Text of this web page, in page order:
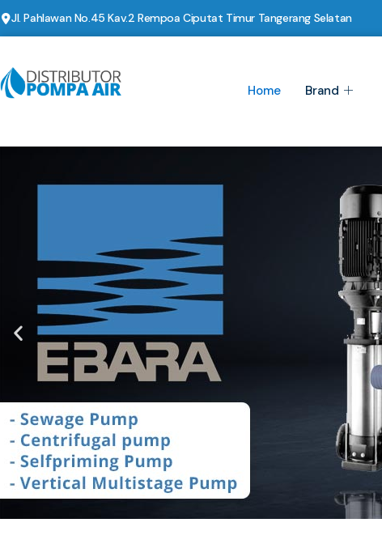
Jl. Pahlawan No.45 Kav.2 Rempoa Ciputat Timur Tangerang Selatan
Home Brand